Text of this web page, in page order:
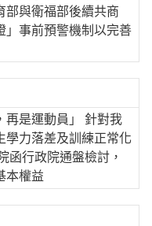
部與衛福部後續共商
」事前預警機制以完善
再是運動員」 針對我
學力落差及訓練正常化
函行政院通盤檢討，
本權益